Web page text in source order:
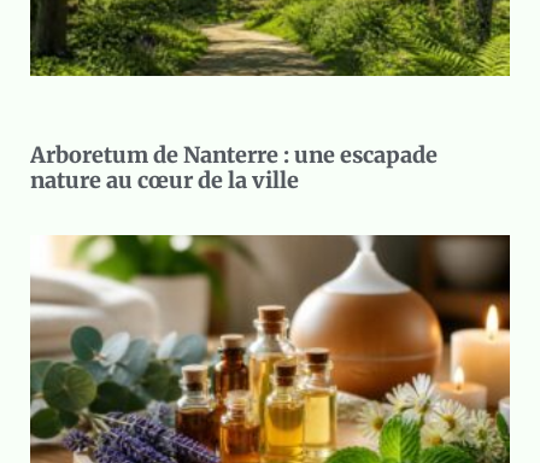
Arboretum de Nanterre : une escapade
nature au cœur de la ville